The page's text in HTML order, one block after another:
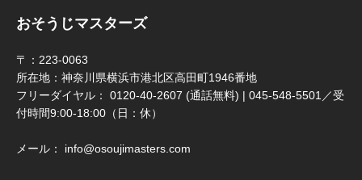
おそうじマスターズ
〒：223-0063
所在地：神奈川県横浜市港北区高田町1946番地
フリーダイヤル： 0120-40-2607 (通話無料) | 045-548-5501／受
付時間9:00-18:00（日：休）
メール： info@osoujimasters.com